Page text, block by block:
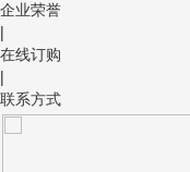
企业荣誉
|
在线订购
|
联系方式